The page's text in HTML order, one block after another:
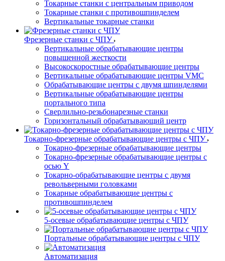
Токарные станки с центральным приводом
Токарные станки с противошпинделем
Вертикальные токарные станки
Фрезерные станки с ЧПУ
Вертикальные обрабатывающие центры
повышенной жесткости
Высокоскоростные обрабатывающие центры
Вертикальные обрабатывающие центры VMC
Обрабатывающие центры с двумя шпинделями
Вертикальные обрабатывающие центры
портального типа
Сверлильно-резьбонарезные станки
Горизонтальный обрабатывающий центр
Токарно-фрезерные обрабатывающие центры с ЧПУ
Токарно-фрезерные обрабатывающие центры
Токарно-фрезерные обрабатывающие центры с
осью Y
Токарно-обрабатывающие центры c двумя
револьверными головками
Токарные обрабатывающие центры с
противошпинделем
5-осевые обрабатывающие центры с ЧПУ
Портальные обрабатывающие центры с ЧПУ
Автоматизация